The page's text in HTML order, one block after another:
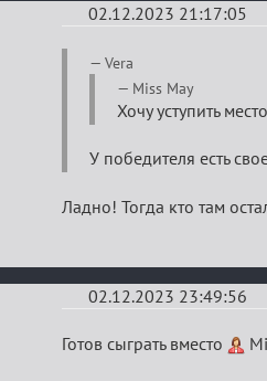
02.12.2023 21:17:05
Re:
Итоговый
индивидуальный
турнир
2024
Vera
Miss May
Хочу уступить
У победителя есть
Ладно! Тогда кто там
02.12.2023 23:49:56
Re:
Готов сыграть вместо